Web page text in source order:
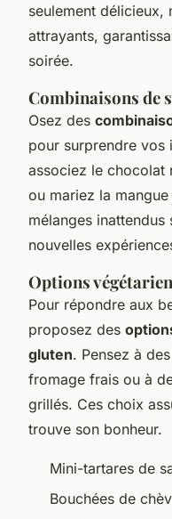
seulement délicieux,
attrayants,
soirée.
Combinaisons de
Osez des
pour surprendre vos
associez le chocolat
ou mariez la
mélanges
nouvelles
Options
Pour répondre aux
proposez des
gluten. Pensez à
fromage frais ou à
grillés. Ces choix
trouve son bonheur.
Mini-tartares de
Bouchées de